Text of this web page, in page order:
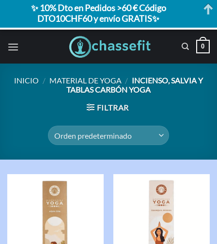
0
INICIO / MATERIAL DE YOGA / INCIENSO, SALVIA Y
TABLAS CARBÓN YOGA
FILTRAR
✨ 10% Dto en Pedidos >60 € Código
DTO10CHF60 y envío GRATIS✨